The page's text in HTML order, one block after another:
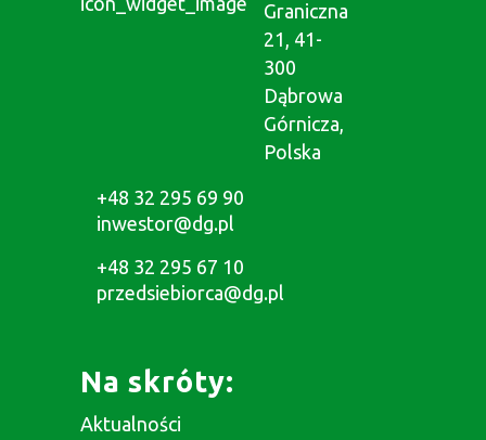
Graniczna
21, 41-
300
Dąbrowa
Górnicza,
Polska
+48 32 295 69 90
inwestor@dg.pl
+48 32 295 67 10
przedsiebiorca@dg.pl
Na skróty:
Aktualności